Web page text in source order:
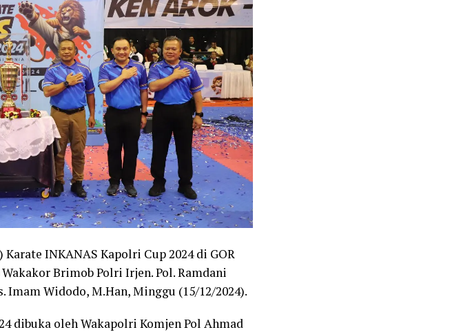
INKANAS Kapolri Cup 2024 di GOR
Brimob Polri Irjen. Pol. Ramdani
Widodo, M.Han, Minggu (15/12/2024).
dibuka oleh Wakapolri Komjen Pol Ahmad